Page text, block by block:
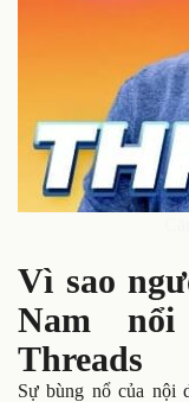
Vì sao
Nam
Threads
Sự bùng nổ của nội